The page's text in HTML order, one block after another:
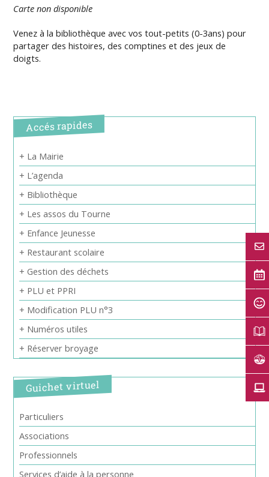
Carte non disponible
Venez à la bibliothèque avec vos tout-petits (0-3ans) pour
partager des histoires, des comptines et des jeux de
doigts.
Accés rapides
+ La Mairie
+ L’agenda
+ Bibliothèque
+ Les assos du Tourne
+ Enfance Jeunesse
+ Restaurant scolaire
+ Gestion des déchets
+ PLU et PPRI
+ Modification PLU n°3
+ Numéros utiles
+ Réserver broyage
Guichet virtuel
Particuliers
Associations
Professionnels
Services d’aide à la personne